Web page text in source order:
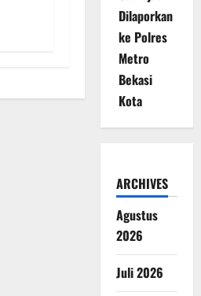
Dilaporkan
ke Polres
Metro
Bekasi
Kota
ARCHIVES
Agustus
2026
Juli 2026